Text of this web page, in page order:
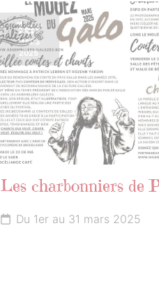
1er
MARS
2025
Les charbonniers de
Du 1er au 31 mars 2025